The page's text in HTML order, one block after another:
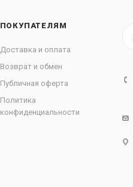
ПОКУПАТЕЛЯМ
Доставка и оплата
Возврат и обмен
Публичная оферта
Политика
конфиденциальности